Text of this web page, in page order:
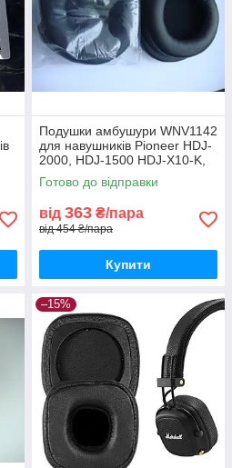
Подушки амбушури WNV1142
для навушників Pioneer HDJ-
2000, HDJ-1500 HDJ-X10-K,
HDJ-X5, HDJ-X7
Готово до відправки
від 363 ₴/пара
від 454 ₴/пара
Купити
–15%